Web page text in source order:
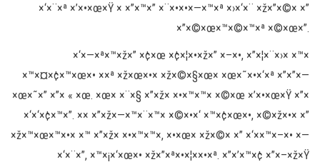
×‘×¨×ª ×’×•×œ×Ÿ × ×”×™×” ×¨×•×•×—×™×ª ×›×‘×¨ ×ž×”×©× ×”
×”×©×œ×™×©×™×ª ×©×œ×”.
×‘×—×ª×™×ž×” ×¢×œ ×¢×¦×•×ž×” ×–×•, ×”×¦×¨×›× ×™×
×™×¤×¢×™×œ×• ××ª ×ž×œ×•× ×ž×©×§×œ× ×œ×˜×•×‘×ª ×”×”×—
×œ×˜×” ×”× « ×œ. ×œ× ×¨×§ ×”×ž× ×•×™×™× ×©×œ ×’×•×œ×Ÿ ×”×
×‘×‘×¢×™×”. ×× ×”×ž×—×™×¨×™× ×©×•×‘ ×™×¢×œ×•, ×©×ž×•× ×”
×ž×™×œ×™×•× ×™ ×”×ž× ×•×™×™×, ×•×œ× ×ž×©× ×” ×‘××™×–×• ×—
×‘×¨×”, ×™×¡×‘×œ×• ×ž×”×ª×•×¦××•×ª. ×”×’×™×¢ ×”×–×ž×Ÿ